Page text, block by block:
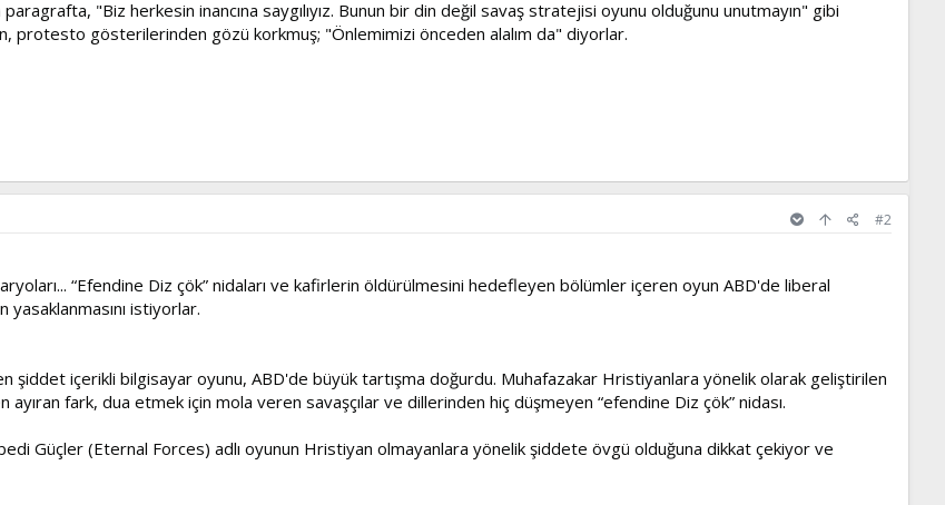
paragrafta, "Biz herkesin inancına saygılıyız. Bunun bir din değil savaş stratejisi oyunu olduğunu unutmayın" gibi
protesto gösterilerinden gözü korkmuş; "Önlemimizi önceden alalım da" diyorlar.
#2
“Efendine Diz çök” nidaları ve kafirlerin öldürülmesini hedefleyen bölümler içeren oyun ABD'de liberal
istiyorlar.
şiddet içerikli bilgisayar oyunu, ABD'de büyük tartışma doğurdu. Muhafazakar Hristiyanlara yönelik olarak geliştirilen
fark, dua etmek için mola veren savaşçılar ve dillerinden hiç düşmeyen “efendine Diz çök” nidası.
Güçler (Eternal Forces) adlı oyunun Hristiyan olmayanlara yönelik şiddete övgü olduğuna dikkat çekiyor ve